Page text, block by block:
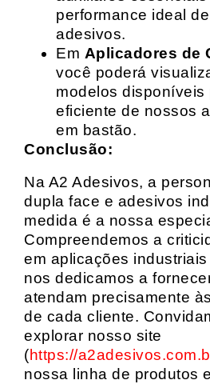
performance ideal
adesivos.
Em Aplicadores de
você poderá
modelos disponíveis
eficiente de nossos
em bastão.
Conclusão:
Na A2 Adesivos, a
dupla face e adesivos
medida é a nossa
Compreendemos a
em aplicações
nos dedicamos a
atendam precisamente
de cada cliente.
explorar nosso site
(https://
nossa linha de produtos